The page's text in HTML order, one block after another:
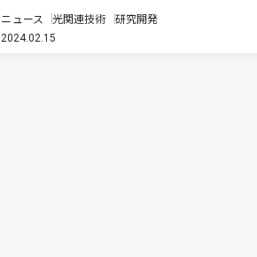
（初期観測画像取得）成功について，JAXAが開
XRISMに搭載され，銀河を吹き渡る風である高温
ニュース 光関連技術 研究開発
2024.02.15